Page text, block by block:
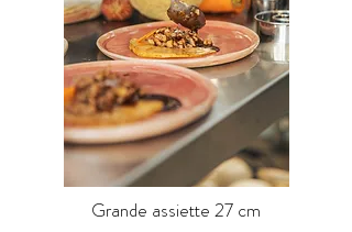
Grande assiette 27 cm